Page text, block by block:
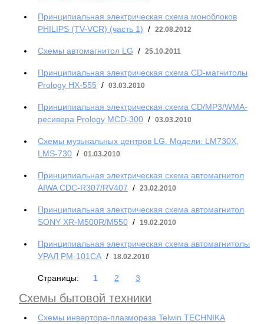
Принципиальная электрическая схема моноблоков
PHILIPS (TV-VCR) (часть 1) / 22.08.2012
Схемы автомагнитол LG / 25.10.2011
Принципиальная электрическая схема CD-магнитолы
Prology НХ-555 / 03.03.2010
Принципиальная электрическая схема CD/MP3/WMA-
peсивepa Prology MCD-300 / 03.03.2010
Схемы музыкальных центров LG. Модели: LM730X,
LMS-730 / 01.03.2010
Принципиальная электрическая схема автомагнитол
AIWA CDC-R307/RV407 / 23.02.2010
Принципиальная электрическая схема автомагнитол
SONY XR-M500R/M550 / 19.02.2010
Принципиальная электрическая схема автомагнитолы
УРАЛ РМ-101СА / 18.02.2010
Страницы: 1 2 3
Схемы бытовой техники
Cхемы инвертора-плазмореза Telwin TECHNIKA